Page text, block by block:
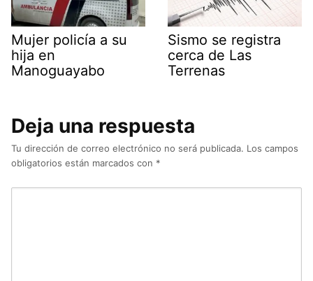
Mujer policía a su
hija en
Manoguayabo
Sismo se registra
cerca de Las
Terrenas
Deja una respuesta
Tu dirección de correo electrónico no será publicada. Los campos
obligatorios están marcados con *